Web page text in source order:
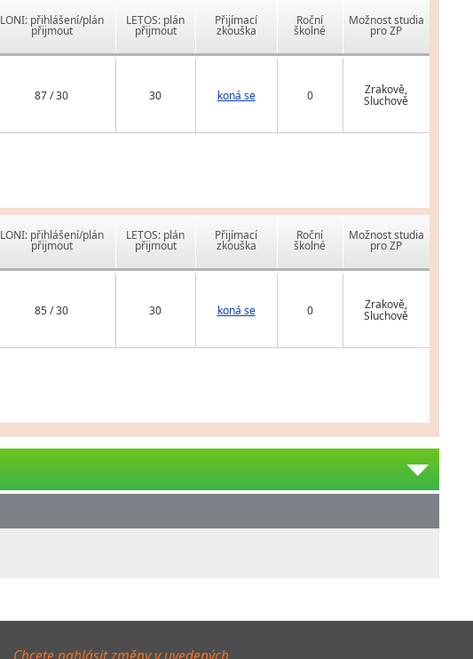
LONI: přihlášení/plán
přijmout
LETOS: plán
přijmout
Přijímací
zkouška
Roční
školné
Možnost studia
pro ZP
87 / 30 30 koná se 0 Zrakově,
Sluchově
LONI: přihlášení/plán
přijmout
LETOS: plán
přijmout
Přijímací
zkouška
Roční
školné
Možnost studia
pro ZP
85 / 30 30 koná se 0 Zrakově,
Sluchově